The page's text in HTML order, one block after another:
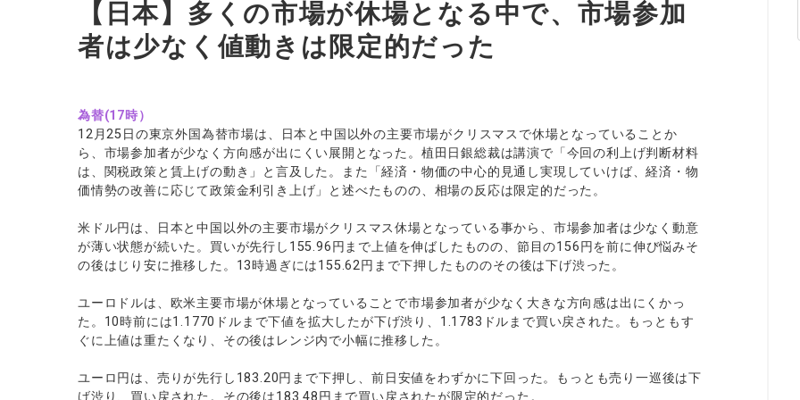
【日本】多くの市場が休場となる中で、市場参加
者は少なく値動きは限定的だった
為替(17時）
12月25日の東京外国為替市場は、日本と中国以外の主要市場がクリスマスで休場となっていることか
ら、市場参加者が少なく方向感が出にくい展開となった。植田日銀総裁は講演で「今回の利上げ判断材料
は、関税政策と賃上げの動き」と言及した。また「経済・物価の中心的見通し実現していけば、経済・物
価情勢の改善に応じて政策金利引き上げ」と述べたものの、相場の反応は限定的だった。
米ドル円は、日本と中国以外の主要市場がクリスマス休場となっている事から、市場参加者は少なく動意
が薄い状態が続いた。買いが先行し155.96円まで上値を伸ばしたものの、節目の156円を前に伸び悩みそ
の後はじり安に推移した。13時過ぎには155.62円まで下押したもののその後は下げ渋った。
ユーロドルは、欧米主要市場が休場となっていることで市場参加者が少なく大きな方向感は出にくかっ
た。10時前には1.1770ドルまで下値を拡大したが下げ渋り、1.1783ドルまで買い戻された。もっともす
ぐに上値は重たくなり、その後はレンジ内で小幅に推移した。
ユーロ円は、売りが先行し183.20円まで下押し、前日安値をわずかに下回った。もっとも売り一巡後は下
げ渋り、買い戻された。その後は183.48円まで買い戻されたが限定的だった。